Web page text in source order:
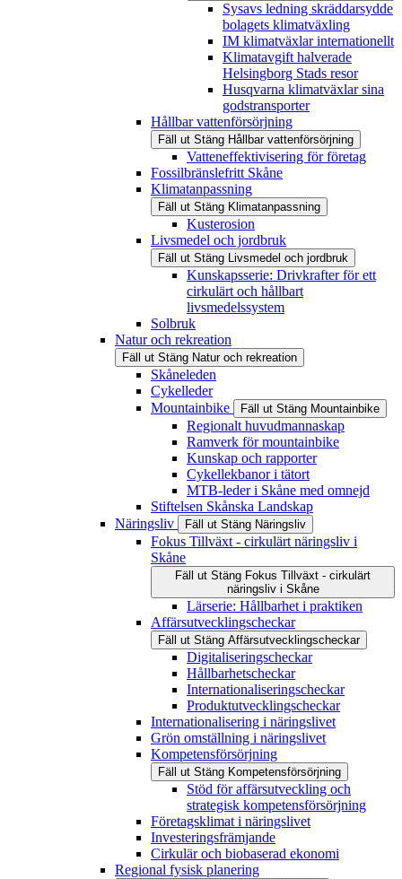
Sysavs ledning skräddarsydde
bolagets klimatväxling
IM klimatväxlar internationellt
Klimatavgift halverade
Helsingborg Stads resor
Husqvarna klimatväxlar sina
godstransporter
Hållbar vattenförsörjning
Fäll ut Stäng Hållbar vattenförsörjning
Vatteneffektivisering för företag
Fossilbränslefritt Skåne
Klimatanpassning
Fäll ut Stäng Klimatanpassning
Kusterosion
Livsmedel och jordbruk
Fäll ut Stäng Livsmedel och jordbruk
Kunskapsserie: Drivkrafter för ett
cirkulärt och hållbart
livsmedelssystem
Solbruk
Natur och rekreation
Fäll ut Stäng Natur och rekreation
Skåneleden
Cykelleder
Mountainbike
Fäll ut Stäng Mountainbike
Regionalt huvudmannaskap
Ramverk för mountainbike
Kunskap och rapporter
Cykellekbanor i tätort
MTB-leder i Skåne med omnejd
Stiftelsen Skånska Landskap
Näringsliv
Fäll ut Stäng Näringsliv
Fokus Tillväxt - cirkulärt näringsliv i
Skåne
Fäll ut Stäng Fokus Tillväxt - cirkulärt
näringsliv i Skåne
Lärserie: Hållbarhet i praktiken
Affärsutvecklingscheckar
Fäll ut Stäng Affärsutvecklingscheckar
Digitaliseringscheckar
Hållbarhetscheckar
Internationaliseringscheckar
Produktutvecklingscheckar
Internationalisering i näringslivet
Grön omställning i näringslivet
Kompetensförsörjning
Fäll ut Stäng Kompetensförsörjning
Stöd för affärsutveckling och
strategisk kompetensförsörjning
Företagsklimat i näringslivet
Investeringsfrämjande
Cirkulär och biobaserad ekonomi
Regional fysisk planering